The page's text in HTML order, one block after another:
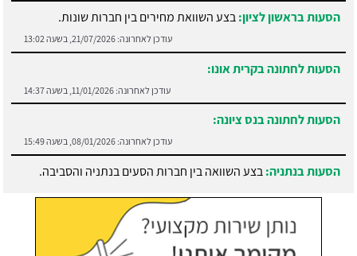
הסעות בראשון לציון:בצע השוואת מחירים בין חברות שונות.
עודכן לאחרונה: 21/07/2026, בשעה 13:02
הסעות לחתונה בקרית אונו:
עודכן לאחרונה: 11/01/2026, בשעה 14:37
הסעות לחתונה בנס ציונה:
עודכן לאחרונה: 08/01/2026, בשעה 15:49
הסעות בנתניה:בצע השוואה בין חברות הסעים בנתניה והסביבה.